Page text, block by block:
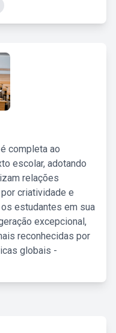
completa ao
escolar, adotando
relações
criatividade e
estudantes em sua
excepcional,
reconhecidas por
globais -